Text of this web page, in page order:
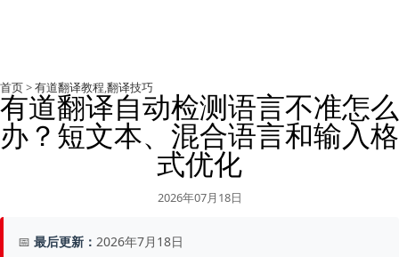
首页>有道翻译教程,翻译技巧
有道翻译自动检测语言不准怎么
办？短文本、混合语言和输入格
式优化
2026年07月18日
📅 最后更新： 2026年7月18日